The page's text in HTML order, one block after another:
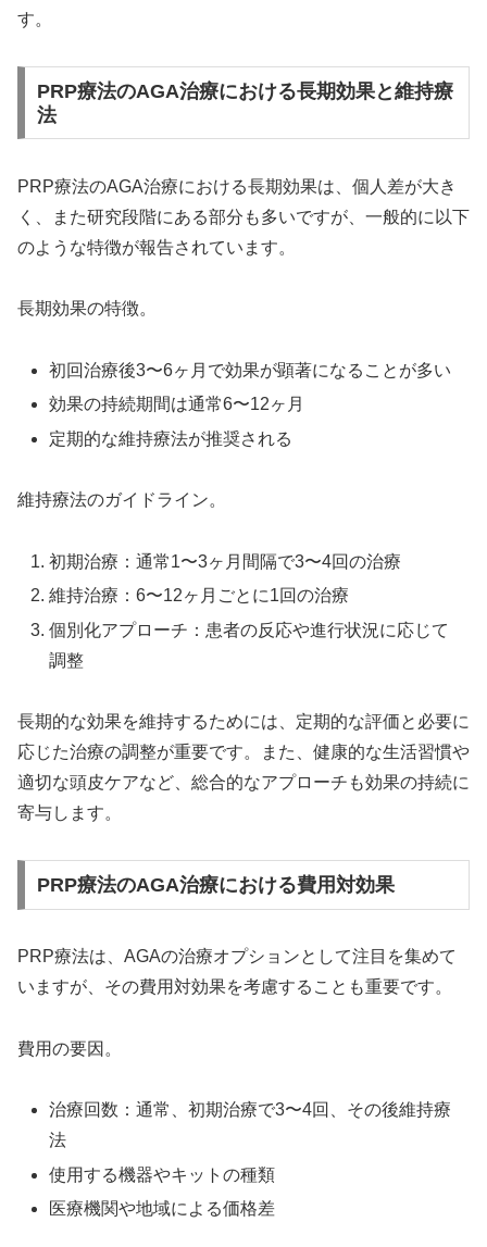
す。
PRP療法のAGA治療における長期効果と維持療
法
PRP療法のAGA治療における長期効果は、個人差が大き
く、また研究段階にある部分も多いですが、一般的に以下
のような特徴が報告されています。
長期効果の特徴。
初回治療後3〜6ヶ月で効果が顕著になることが多い
効果の持続期間は通常6〜12ヶ月
定期的な維持療法が推奨される
維持療法のガイドライン。
初期治療：通常1〜3ヶ月間隔で3〜4回の治療
維持治療：6〜12ヶ月ごとに1回の治療
個別化アプローチ：患者の反応や進行状況に応じて
調整
長期的な効果を維持するためには、定期的な評価と必要に
応じた治療の調整が重要です。また、健康的な生活習慣や
適切な頭皮ケアなど、総合的なアプローチも効果の持続に
寄与します。
PRP療法のAGA治療における費用対効果
PRP療法は、AGAの治療オプションとして注目を集めて
いますが、その費用対効果を考慮することも重要です。
費用の要因。
治療回数：通常、初期治療で3〜4回、その後維持療
法
使用する機器やキットの種類
医療機関や地域による価格差